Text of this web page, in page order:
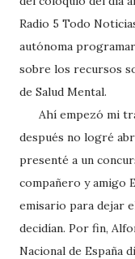
Radio 5 Todo
autónoma
sobre los recursos
de Salud Mental.
Ahí empezó mi
después no logré
presenté a un
compañero y amigo
emisario para dejar
decidían. Por fin,
Nacional de España